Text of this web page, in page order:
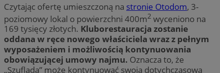
Czytając ofertę umieszczoną na stronie Otodom, 3-
poziomowy lokal o powierzchni 400m2 wyceniono na
169 tysięcy złotych. Kluborestauracja zostanie
oddana w ręce nowego właściciela wraz z pełnym
wyposażeniem i możliwością kontynuowania
obowiązującej umowy najmu. Oznacza to, że
„Szuflada” może kontynuować swoją dotychczasową